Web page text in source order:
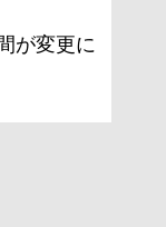
が変更に